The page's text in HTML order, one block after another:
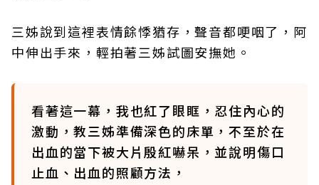
三姊說到這裡表情餘悸猶存，聲音都哽咽了，阿
中伸出手來，輕拍著三姊試圖安撫她。
看著這一幕，我也紅了眼眶，忍住內心的
激動，教三姊準備深色的床單，不至於在
出血的當下被大片殷紅嚇呆，並說明傷口
止血、出血的照顧方法，